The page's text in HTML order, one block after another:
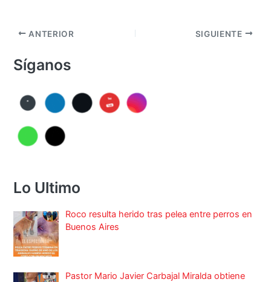
ANTERIOR SIGUIENTE
Síganos
Lo Ultimo
Roco resulta herido tras pelea entre perros en
Buenos Aires
Pastor Mario Javier Carbajal Miralda obtiene